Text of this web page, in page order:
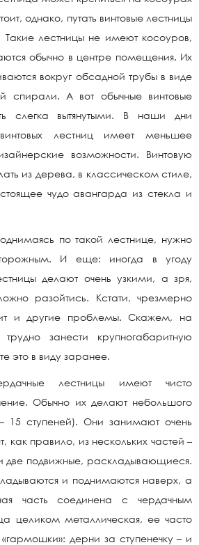
однако, путать винтовые лестницы
лестницы не имеют косоуров,
обычно в центре помещения. Их
вокруг обсадной трубы в виде
спирали. А вот обычные винтовые
слегка вытянутыми. В наши дни
лестниц имеет меньшее
возможности. Винтовую
из дерева, в классическом стиле,
чудо авангарда из стекла и
по такой лестнице, нужно
И еще: иногда в угоду
делают очень узкими, а зря,
разойтись. Кстати, чрезмерно
и другие проблемы. Скажем, на
занести крупногабаритную
это в виду заранее.
лестницы имеют чисто
Обычно их делают небольшого
15 ступеней). Они занимают очень
как правило, из нескольких частей –
две подвижные, раскладывающиеся.
и поднимаются наверх, а
часть соединена с чердачным
целиком металлическая, ее часто
дерни за ступенечку – и